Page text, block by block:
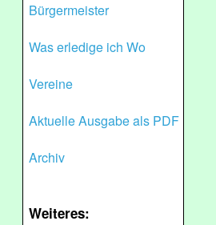
Bürgermeister
Was erledige ich Wo
Vereine
Aktuelle Ausgabe als PDF
Archiv
Weiteres: